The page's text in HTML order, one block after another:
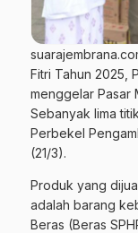
Fitri Tahun 2025,
menggelar Pasar
Sebanyak lima
Perbekel
(21/3).
Produk yang
adalah barang
Beras (Beras